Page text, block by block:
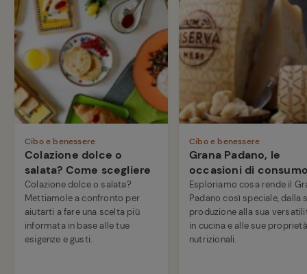
Cibo e benessere
Colazione dolce o
salata? Come scegliere
Colazione dolce o salata?
Mettiamole a confronto per
aiutarti a fare una scelta più
informata in base alle tue
esigenze e gusti.
Cibo e benessere
Grana Padano, le
occasioni di
Esploriamo cosa rende il
Padano così speciale, dalla
produzione alla sua
in cucina e alle sue proprietà
nutrizionali.